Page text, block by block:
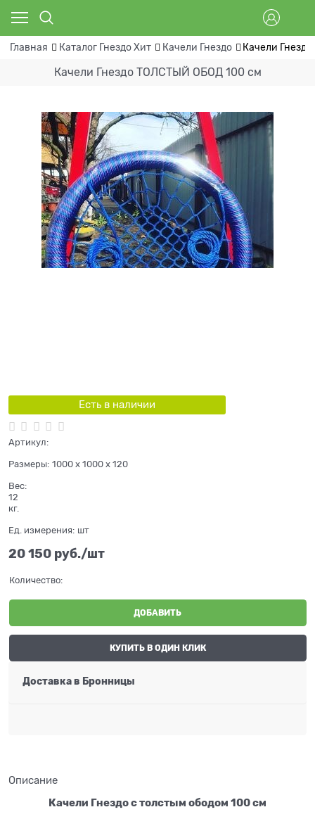
Главная Каталог Гнездо Хит Качели Гнездо Качели
Качели Гнездо ТОЛСТЫЙ ОБОД 100 см
Есть в наличии
Артикул:
Размеры: 1000 x 1000 x 120
Вес:
12
кг.
Ед. измерения: шт
20 150 руб./шт
Количество:
ДОБАВИТЬ
КУПИТЬ В ОДИН КЛИК
Доставка в Бронницы
Описание
Качели Гнездо с толстым ободом 100 см